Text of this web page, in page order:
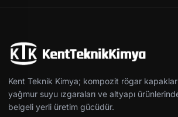
Kent Teknik Kimya; kompozit rögar
yağmur suyu ızgaraları ve altyapı
belgeli yerli üretim gücüdür.